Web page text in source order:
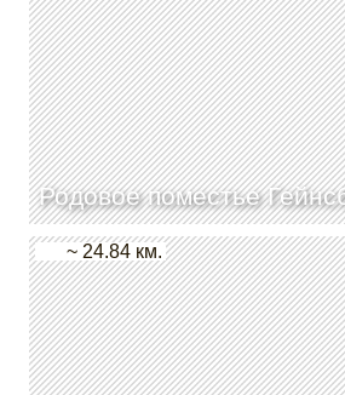
Родовое поместье
~ 24.84 км.